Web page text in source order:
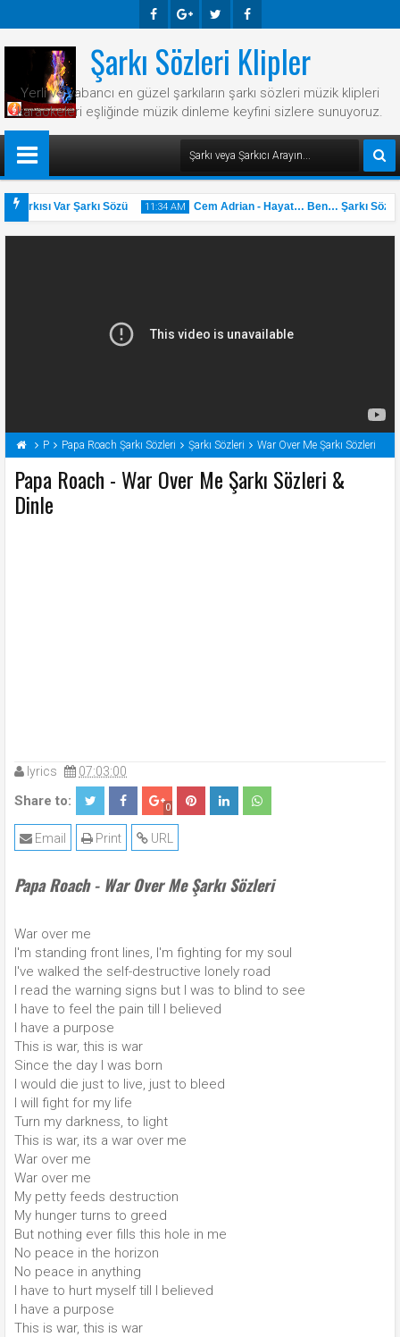
Ook E-
Plus
R Ook
Şarkı Sözleri Klipler
Yerli ve yabancı en güzel şarkıların şarkı sözleri müzik klipleri
karaokeleri eşliğinde müzik dinleme keyfini sizlere sunuyoruz.
Var Şarkı Sözü 11:34 AM
31 May
2025
Cem Adrian - Hayat… Ben… Şarkı Sözü
P Papa Roach Şarkı Sözleri Şarkı Sözleri War Over Me Şarkı Sözleri
Papa Roach - War Over Me Şarkı Sözleri &
Dinle
lyrics 07:03:00
Share to: 0
URL
Print
Email
Papa Roach - War Over Me Şarkı Sözleri
War over me
I'm standing front lines, I'm fighting for my soul
I've walked the self-destructive lonely road
I read the warning signs but I was to blind to see
I have to feel the pain till I believed
I have a purpose
This is war, this is war
Since the day I was born
I would die just to live, just to bleed
I will fight for my life
Turn my darkness, to light
This is war, its a war over me
War over me
War over me
My petty feeds destruction
My hunger turns to greed
But nothing ever fills this hole in me
No peace in the horizon
No peace in anything
I have to hurt myself till I believed
I have a purpose
This is war, this is war